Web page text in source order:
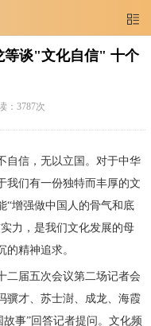

等谈"文化自信" 十个
：3787次
信，无以立国。对于中华
我们有一份独特而丰厚的文
“增强做中国人的骨气和底
力，是我们文化发展的母
精神追求。
届五次会议第二场记者会
骥才、苏士澍、成龙、海霞
事”回答记者提问。文化频